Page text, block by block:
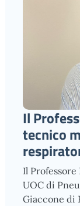
Il
tecnico
Il
UOC di
Giaccone di